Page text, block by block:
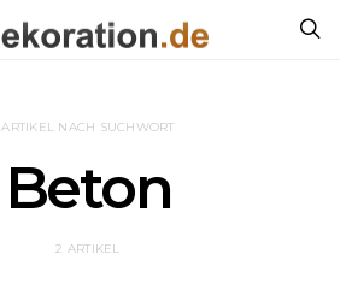
ARTIKEL NACH SUCHWORT
Beton
2 ARTIKEL